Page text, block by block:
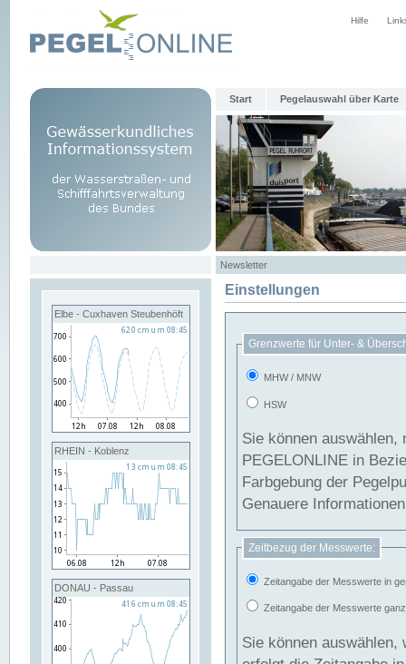
Hilfe
Start Pegelauswahl über Karte
Newsletter
Elbe - Cuxhaven Steubenhöft
RHEIN - Koblenz
DONAU - Passau
Einstellungen
Grenzwerte für Unter- &
MHW / MNW
HSW
Sie können
PEGELONLINE in Beziehung
Farbgebung der
Genauere
Zeitbezug der Messwerte:
Zeitangabe der Messwerte in
Zeitangabe der Messwerte
Sie können auswählen,